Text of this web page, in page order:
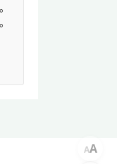
AA